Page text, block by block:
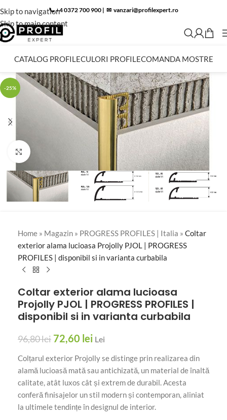
Skip to navigation
Skip to main content
📞 +4 0372 700 900 | ✉︎ vanzari@profilexpert.ro
CATALOG PROFILECULORI PROFILECOMANDA MOSTRE
-25%
Click to enlarge
Home » Magazin » PROGRESS PROFILES | Italia » Coltar
exterior alama lucioasa Projolly PJOL | PROGRESS
PROFILES | disponibil si in varianta curbabila
Coltar exterior alama lucioasa
Projolly PJOL | PROGRESS PROFILES |
disponibil si in varianta curbabila
96,80lei 72,60 lei Lei
Colțarul exterior Projolly se distinge prin realizarea din
alamă lucioasă mată sau antichizată, un material de înaltă
calitate, atât luxos cât și extrem de durabil. Acesta
conferă finisajelor un stil modern și contemporan, aliniat
la ultimele tendințe în designul de interior.